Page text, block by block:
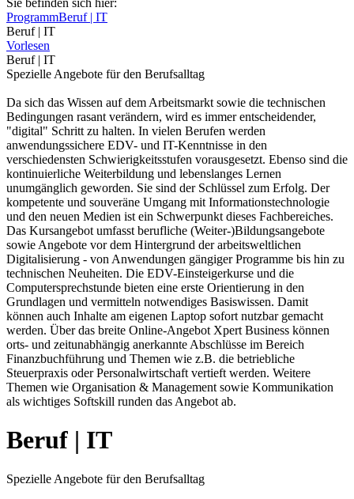
Sie befinden sich hier:
ProgrammBeruf | IT
Beruf | IT
Vorlesen
Beruf | IT
Spezielle Angebote für den Berufsalltag
Da sich das Wissen auf dem Arbeitsmarkt sowie die technischen
Bedingungen rasant verändern, wird es immer entscheidender,
"digital" Schritt zu halten. In vielen Berufen werden
anwendungssichere EDV- und IT-Kenntnisse in den
verschiedensten Schwierigkeitsstufen vorausgesetzt. Ebenso sind die
kontinuierliche Weiterbildung und lebenslanges Lernen
unumgänglich geworden. Sie sind der Schlüssel zum Erfolg. Der
kompetente und souveräne Umgang mit Informationstechnologie
und den neuen Medien ist ein Schwerpunkt dieses Fachbereiches.
Das Kursangebot umfasst berufliche (Weiter-)Bildungsangebote
sowie Angebote vor dem Hintergrund der arbeitsweltlichen
Digitalisierung - von Anwendungen gängiger Programme bis hin zu
technischen Neuheiten. Die EDV-Einsteigerkurse und die
Computersprechstunde bieten eine erste Orientierung in den
Grundlagen und vermitteln notwendiges Basiswissen. Damit
können auch Inhalte am eigenen Laptop sofort nutzbar gemacht
werden. Über das breite Online-Angebot Xpert Business können
orts- und zeitunabhängig anerkannte Abschlüsse im Bereich
Finanzbuchführung und Themen wie z.B. die betriebliche
Steuerpraxis oder Personalwirtschaft vertieft werden. Weitere
Themen wie Organisation & Management sowie Kommunikation
als wichtiges Softskill runden das Angebot ab.
Beruf | IT
Spezielle Angebote für den Berufsalltag